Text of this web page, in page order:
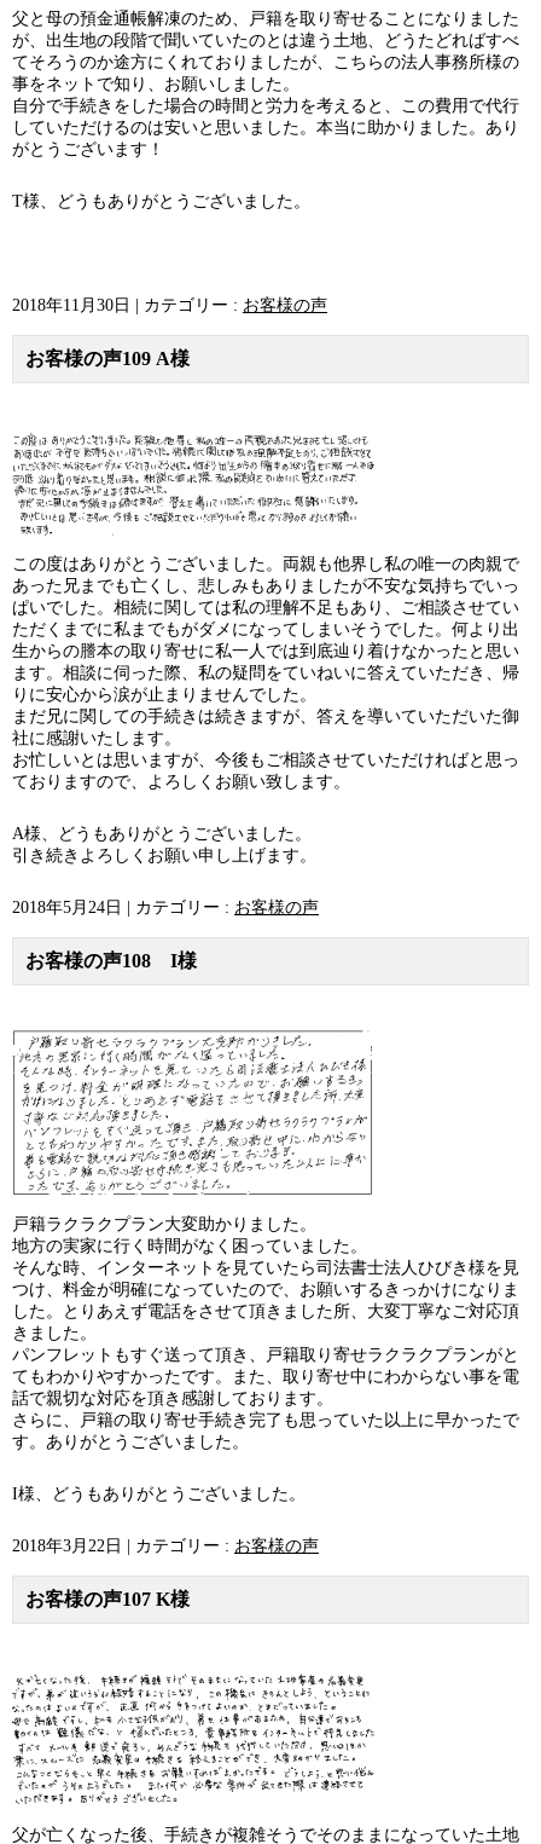
父と母の預金通帳解凍のため、戸籍を取り寄せることになりました
が、出生地の段階で聞いていたのとは違う土地、どうたどればすべ
てそろうのか途方にくれておりましたが、こちらの法人事務所様の
事をネットで知り、お願いしました。
自分で手続きをした場合の時間と労力を考えると、この費用で代行
していただけるのは安いと思いました。本当に助かりました。あり
がとうございます！
T様、どうもありがとうございました。
2018年11月30日 カテゴリー : お客様の声
お客様の声109 A様
この度はありがとうございました。両親も他界し私の唯一の肉親で
あった兄までも亡くし、悲しみもありましたが不安な気持ちでいっ
ぱいでした。相続に関しては私の理解不足もあり、ご相談させてい
ただくまでに私までもがダメになってしまいそうでした。何より出
生からの謄本の取り寄せに私一人では到底辿り着けなかったと思い
ます。相談に伺った際、私の疑問をていねいに答えていただき、帰
りに安心から涙が止まりませんでした。
まだ兄に関しての手続きは続きますが、答えを導いていただいた御
社に感謝いたします。
お忙しいとは思いますが、今後もご相談させていただければと思っ
ておりますので、よろしくお願い致します。
A様、どうもありがとうございました。
引き続きよろしくお願い申し上げます。
2018年5月24日 カテゴリー : お客様の声
お客様の声108 I様
戸籍ラクラクプラン大変助かりました。
地方の実家に行く時間がなく困っていました。
そんな時、インターネットを見ていたら司法書士法人ひびき様を見
つけ、料金が明確になっていたので、お願いするきっかけになりま
した。とりあえず電話をさせて頂きました所、大変丁寧なご対応頂
きました。
パンフレットもすぐ送って頂き、戸籍取り寄せラクラクプランがと
てもわかりやすかったです。また、取り寄せ中にわからない事を電
話で親切な対応を頂き感謝しております。
さらに、戸籍の取り寄せ手続き完了も思っていた以上に早かったで
す。ありがとうございました。
I様、どうもありがとうございました。
2018年3月22日 カテゴリー : お客様の声
お客様の声107 K様
父が亡くなった後、手続きが複雑そうでそのままになっていた土地